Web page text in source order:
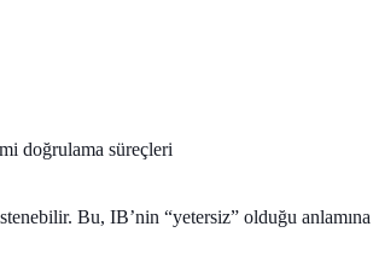
doğrulama süreçleri
Bu, IB’nin “yetersiz” olduğu